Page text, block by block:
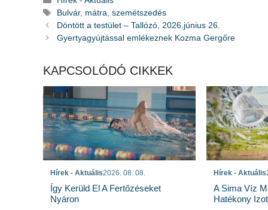
Címkék
Bulvár, mátra,szemétszedés
Döntött a testület – Tallózó, 2026.június 26.
Gyertyagyújtással emlékeznek Kozma Gergőre
KAPCSOLÓDÓ CIKKEK
Hírek - Aktuális2026. 08. 08.
Így Kerüld El A Fertőzéseket
Nyáron
Hírek - Aktuális
A Sima Víz
Hatékony